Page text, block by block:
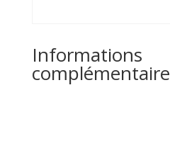
Informations